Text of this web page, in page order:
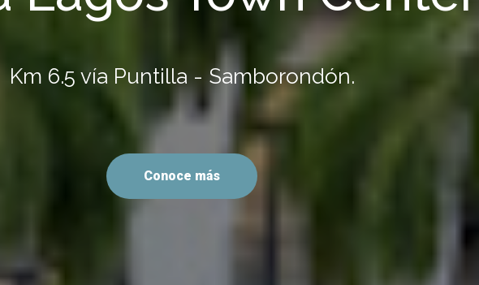
Km 6.5 vía Puntilla - Samborondón.
Conoce más